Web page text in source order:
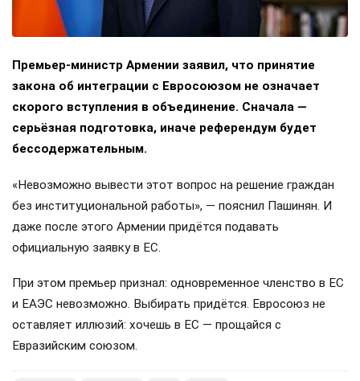
Премьер-министр Армении заявил, что принятие
закона об интеграции с Евросоюзом не означает
скорого вступления в объединение. Сначала —
серьёзная подготовка, иначе референдум будет
бессодержательным.
«Невозможно вывести этот вопрос на решение граждан
без институциональной работы», — пояснил Пашинян. И
даже после этого Армении придётся подавать
официальную заявку в ЕС.
При этом премьер признал: одновременное членство в ЕС
и ЕАЭС невозможно. Выбирать придётся. Евросоюз не
оставляет иллюзий: хочешь в ЕС — прощайся с
Евразийским союзом.